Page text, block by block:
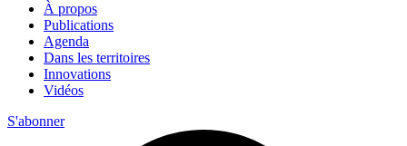
À propos
Publications
Agenda
Dans les territoires
Innovations
Vidéos
S'abonner